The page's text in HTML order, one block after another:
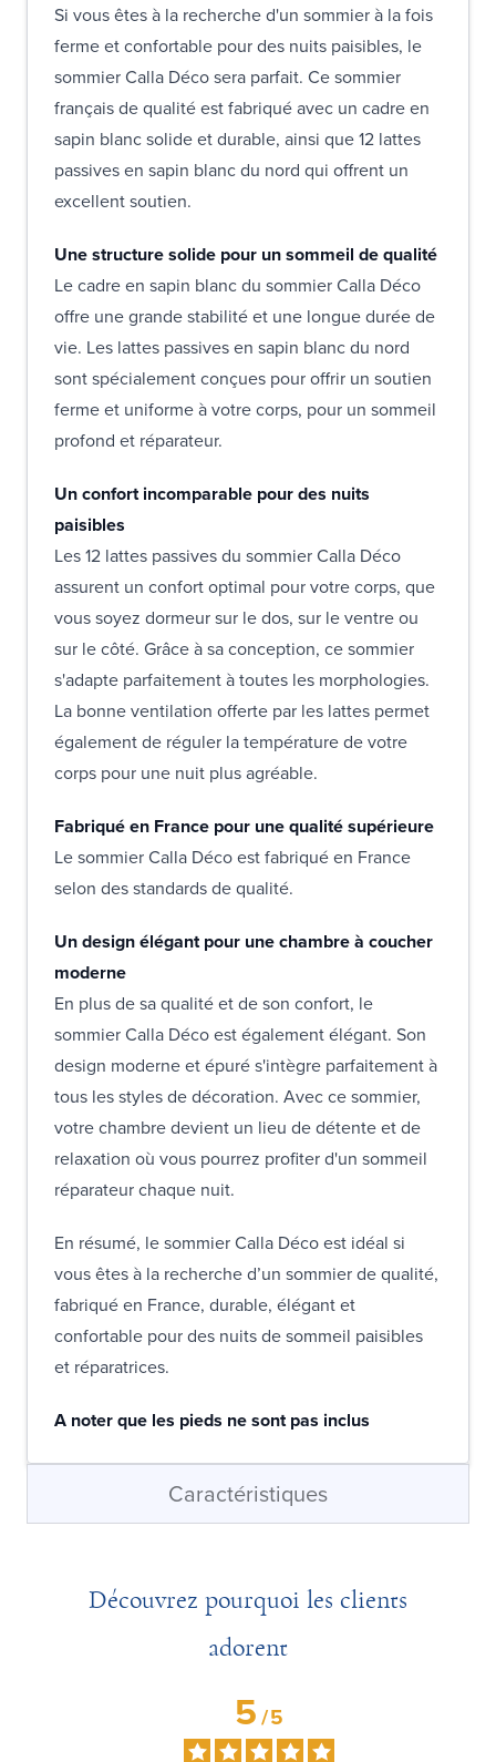
Si vous êtes à la recherche d'un sommier à la fois
ferme et confortable pour des nuits paisibles, le
sommier Calla Déco sera parfait. Ce sommier
français de qualité est fabriqué avec un cadre en
sapin blanc solide et durable, ainsi que 12 lattes
passives en sapin blanc du nord qui offrent un
excellent soutien.
Une structure solide pour un sommeil de qualité
Le cadre en sapin blanc du sommier Calla Déco
offre une grande stabilité et une longue durée de
vie. Les lattes passives en sapin blanc du nord
sont spécialement conçues pour offrir un soutien
ferme et uniforme à votre corps, pour un sommeil
profond et réparateur.
Un confort incomparable pour des nuits
paisibles
Les 12 lattes passives du sommier Calla Déco
assurent un confort optimal pour votre corps, que
vous soyez dormeur sur le dos, sur le ventre ou
sur le côté. Grâce à sa conception, ce sommier
s'adapte parfaitement à toutes les morphologies.
La bonne ventilation offerte par les lattes permet
également de réguler la température de votre
corps pour une nuit plus agréable.
Fabriqué en France pour une qualité supérieure
Le sommier Calla Déco est fabriqué en France
selon des standards de qualité.
Un design élégant pour une chambre à coucher
moderne
En plus de sa qualité et de son confort, le
sommier Calla Déco est également élégant. Son
design moderne et épuré s'intègre parfaitement à
tous les styles de décoration. Avec ce sommier,
votre chambre devient un lieu de détente et de
relaxation où vous pourrez profiter d'un sommeil
réparateur chaque nuit.
En résumé, le sommier Calla Déco est idéal si
vous êtes à la recherche d’un sommier de qualité,
fabriqué en France, durable, élégant et
confortable pour des nuits de sommeil paisibles
et réparatrices.
A noter que les pieds ne sont pas inclus
Caractéristiques
Découvrez pourquoi les clients
adorent
5/5